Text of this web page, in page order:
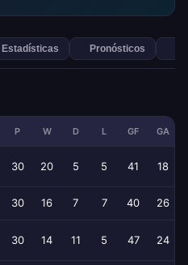
Estadísticas Pronósticos
P W D L GF GA
30 20 5 5 41 18
30 16 7 7 40 26
30 14 11 5 47 24